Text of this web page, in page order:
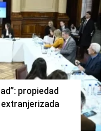
propiedad